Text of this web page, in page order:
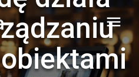
menu